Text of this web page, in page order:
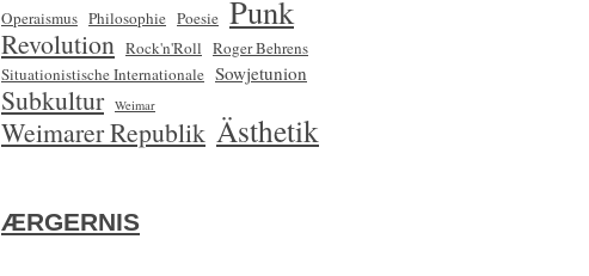
Operaismus Philosophie Poesie Punk
Revolution Rock'n'Roll Roger Behrens
Situationistische Internationale Sowjetunion
Subkultur Weimar
Weimarer Republik Ästhetik
ÆRGERNIS